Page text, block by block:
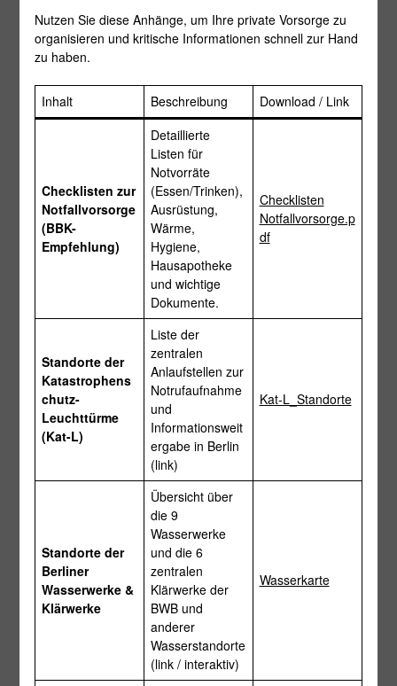
Nutzen Sie diese Anhänge, um Ihre private Vorsorge zu
organisieren und kritische Informationen schnell zur Hand
zu haben.
Inhalt Beschreibung Download / Link
Checklisten zur
Notfallvorsorge
(BBK-
Empfehlung)
Detaillierte
Listen für
Notvorräte
(Essen/Trinken),
Ausrüstung,
Wärme,
Hygiene,
Hausapotheke
und wichtige
Dokumente.
Checklisten
Notfallvorsorge.p
df
Standorte der
Katastrophens
chutz-
Leuchttürme
(Kat-L)
Liste der
zentralen
Anlaufstellen zur
Notrufaufnahme
und
Informationsweit
ergabe in Berlin
(link)
Kat-L_Standorte
Standorte der
Berliner
Wasserwerke &
Klärwerke
Übersicht über
die 9
Wasserwerke
und die 6
zentralen
Klärwerke der
BWB und
anderer
Wasserstandorte
(link / interaktiv)
Wasserkarte